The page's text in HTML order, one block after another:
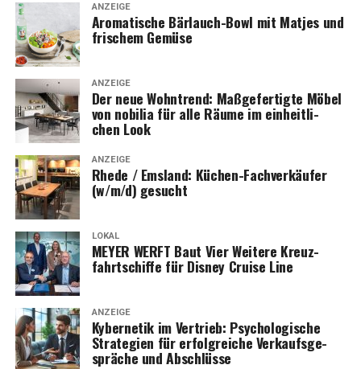
ANZEIGE
Aro­ma­ti­sche Bär­lauch-Bowl mit Mat­jes und
fri­schem Gemüse
ANZEIGE
Der neue Wohn­trend: Maß­ge­fer­tig­te Möbel
von nobi­lia für alle Räu­me im ein­heit­li­
chen Look
ANZEIGE
Rhe­de / Ems­land: Küchen-Fach­ver­käu­fer
(w/m/d) gesucht
LOKAL
MEYER WERFT Baut Vier Wei­te­re Kreuz­
fahrt­schif­fe für Dis­ney Crui­se Line
ANZEIGE
Kyber­ne­tik im Ver­trieb: Psy­cho­lo­gi­sche
Stra­te­gien für erfolg­rei­che Ver­kaufs­ge­
sprä­che und Abschlüsse